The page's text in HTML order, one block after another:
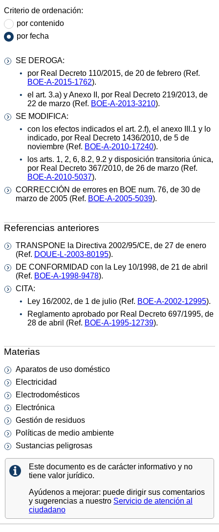
Criterio de ordenación:
por contenido
por fecha
SE DEROGA:
por Real Decreto 110/2015, de 20 de febrero (Ref.
BOE-A-2015-1762).
el art. 3.a) y Anexo II, por Real Decreto 219/2013, de
22 de marzo (Ref. BOE-A-2013-3210).
SE MODIFICA:
con los efectos indicados el art. 2.f), el anexo III.1 y lo
indicado, por Real Decreto 1436/2010, de 5 de
noviembre (Ref. BOE-A-2010-17240).
los arts. 1, 2, 6, 8.2, 9.2 y disposición transitoria única,
por Real Decreto 367/2010, de 26 de marzo (Ref.
BOE-A-2010-5037).
CORRECCIÓN de errores en BOE num. 76, de 30 de
marzo de 2005 (Ref. BOE-A-2005-5039).
Referencias anteriores
TRANSPONE la Directiva 2002/95/CE, de 27 de enero
(Ref. DOUE-L-2003-80195).
DE CONFORMIDAD con la Ley 10/1998, de 21 de abril
(Ref. BOE-A-1998-9478).
CITA:
Ley 16/2002, de 1 de julio (Ref. BOE-A-2002-12995).
Reglamento aprobado por Real Decreto 697/1995, de
28 de abril (Ref. BOE-A-1995-12739).
Materias
Aparatos de uso doméstico
Electricidad
Electrodomésticos
Electrónica
Gestión de residuos
Políticas de medio ambiente
Sustancias peligrosas
Este documento es de carácter informativo y no
tiene valor jurídico.
Ayúdenos a mejorar: puede dirigir sus comentarios
y sugerencias a nuestro Servicio de atención al
ciudadano